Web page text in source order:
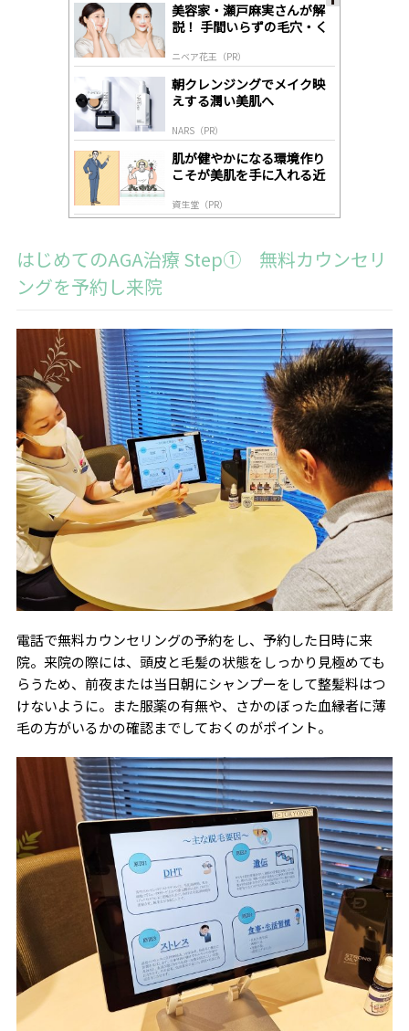
美容家・瀬戸麻実さんが解
説！ 手間いらずの毛穴・く
ニベア花王（PR）
朝クレンジングでメイク映
えする潤い美肌へ
NARS（PR）
肌が健やかになる環境作り
こそが美肌を手に入れる近
資生堂（PR）
はじめてのAGA治療 Step① 無料カウンセリ
ングを予約し来院
電話で無料カウンセリングの予約をし、予約した日時に来
院。来院の際には、頭皮と毛髪の状態をしっかり見極めても
らうため、前夜または当日朝にシャンプーをして整髪料はつ
けないように。また服薬の有無や、さかのぼった血縁者に薄
毛の方がいるかの確認までしておくのがポイント。